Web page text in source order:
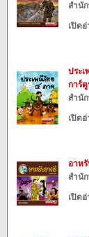
สำนั
เปิด
ประ
การ์
สำนั
เปิด
อาห
สำนั
เปิด